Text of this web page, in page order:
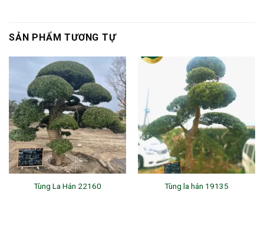
SẢN PHẨM TƯƠNG TỰ
Tùng La Hán 22160 Tùng la hán 19135